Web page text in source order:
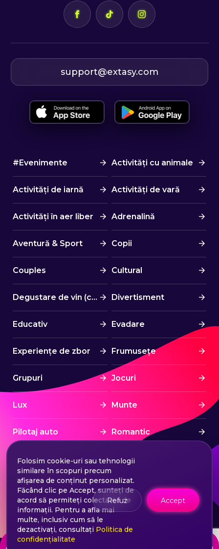
de la
support@extasy.com
#Evenimente Activități cu animale
Activități de iarnă Activități de vară
Activități în aer liber Adrenalină
Aventură & Sport Copii
Couples Cultural
Degustare de vin (cină) Divertisment
Educativ Evadare
Experiențe de zbor Frumusețe
Grupuri Jocuri
Lux Munte
Pilotaj auto Romantic
Spa & Wellness Sport
Sporturi nautice Stress Free
Tratament Turism
Folosim cookie-uri sau tehnologii
similare în scopuri precum
afișarea de conținut personalizat.
Făcând clic pe Accept, sunteți de
acord să permiteți colectarea de
informații. Pentru a afla mai
multe, inclusiv cum să le
dezactivați, consultați Politica de
confidențialitate
Refuz Accept